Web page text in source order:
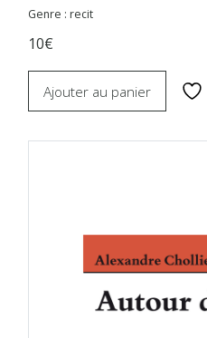
Genre : recit
10€
Ajouter au panier